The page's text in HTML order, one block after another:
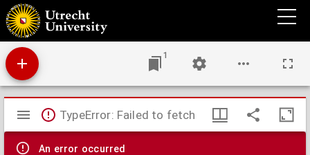
Abschrifft und gründlicher Bericht eines schreibens der Ritterschaft Edlen und Stett in
Holland ... an die Herren welche das Ampt aller Stend der Niderland tragen.
1
Mirador
viewer
TypeError: Failed to fetch
An error occurred